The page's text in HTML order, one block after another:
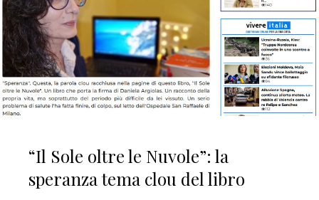
“Il Sole oltre le Nuvole”: la
speranza tema clou del libro